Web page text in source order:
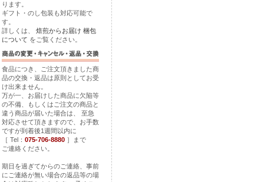
ります。
ギフト・のし包装も対応可能で
す。
詳しくは、 焙煎からお届け 梱包
について をご覧ください。
食品につき、ご注文頂きました商
品の交換・返品は原則としてお受
け出来ません。
万が一、お届けした商品に欠陥等
の不備、もしくはご注文の商品と
違う商品が届いた場合は、 至急
対応させて頂きますので、お手数
ですが到着後1週間以内に
［ Tel： 075-706-8880 ］まで
ご連絡ください。
期日を過ぎてからのご連絡、事前
にご連絡が無い場合の返品等の場